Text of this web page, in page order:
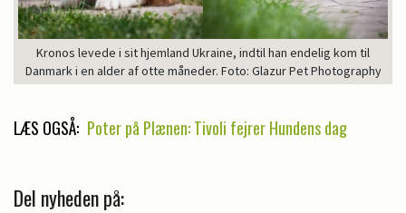
Kronos levede i sit hjemland Ukraine, indtil han endelig kom til
Danmark i en alder af otte måneder. Foto: Glazur Pet Photography
LÆS OGSÅ: Poter på Plænen: Tivoli fejrer Hundens dag
Del nyheden på: